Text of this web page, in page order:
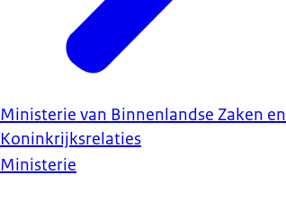
Ministerie van Binnenlandse Zaken en
Koninkrijksrelaties
Ministerie